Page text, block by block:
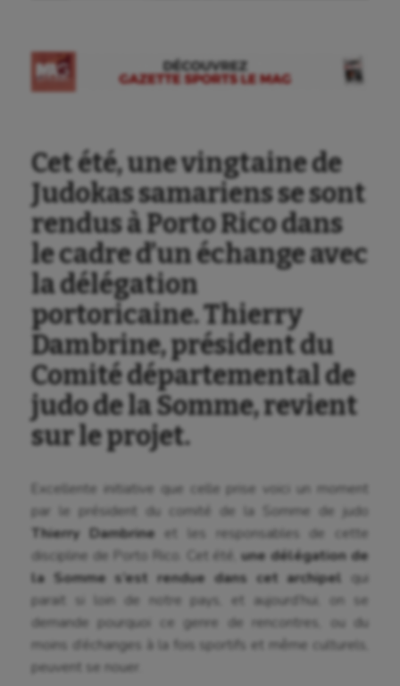
Cet été, une vingtaine de
Judokas samariens se sont
rendus à Porto Rico dans
le cadre d’un échange avec
la délégation
portoricaine. Thierry
Dambrine, président du
Comité départemental de
judo de la Somme, revient
sur le projet.
Excellente initiative que celle prise voici un moment
par le président du comité de la Somme de judo
Thierry Dambrine et les responsables de cette
discipline de Porto Rico. Cet été, une délégation de
la Somme s’est rendue dans cet archipel
qui
parait si loin de notre pays, et aujourd’hui, on se
demande pourquoi ce genre de rencontres, ou du
moins d’échanges à la fois sportifs et même culturels,
peuvent se nouer.